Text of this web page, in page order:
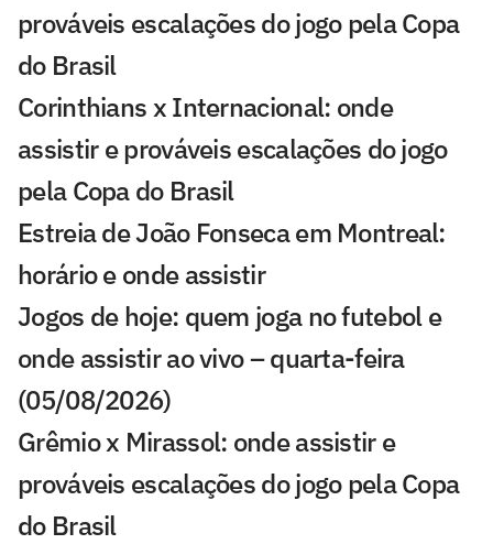
prováveis escalações do jogo pela Copa
do Brasil
Corinthians x Internacional: onde
assistir e prováveis escalações do jogo
pela Copa do Brasil
Estreia de João Fonseca em Montreal:
horário e onde assistir
Jogos de hoje: quem joga no futebol e
onde assistir ao vivo – quarta-feira
(05/08/2026)
Grêmio x Mirassol: onde assistir e
prováveis escalações do jogo pela Copa
do Brasil